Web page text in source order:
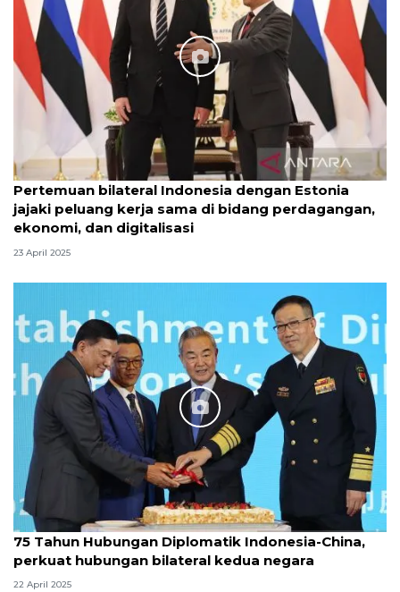
Pertemuan bilateral Indonesia dengan Estonia
jajaki peluang kerja sama di bidang perdagangan,
ekonomi, dan digitalisasi
23 April 2025
75 Tahun Hubungan Diplomatik Indonesia-China,
perkuat hubungan bilateral kedua negara
22 April 2025